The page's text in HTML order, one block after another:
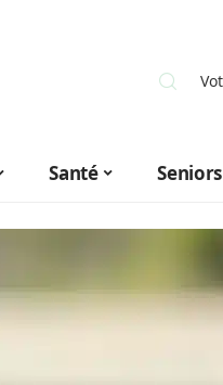
Santé Seniors